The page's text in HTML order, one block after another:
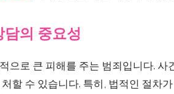
의 중요성
으로 큰 피해를 주는 범죄입니다.
할 수 있습니다. 특히, 법적인 절차